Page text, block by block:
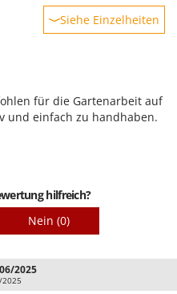
Siehe Einzelheiten
für die Gartenarbeit auf
und einfach zu handhaben.
hilfreich?
Nein (0)
2025